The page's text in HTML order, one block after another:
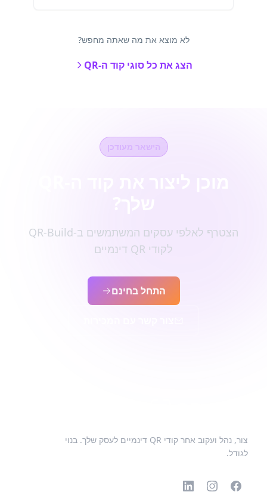
לא מוצא את מה שאתה מחפש?
הצג את כל סוגי קוד ה-QR
הישאר מעודכן
הצטרף לאלפי עסקים המשתמשים ב-QR-Build
לקודי QR דינמיים
התחל בחינם
צור, נהל ועקוב אחר קודי QR דינמיים לעסק שלך. בנוי
לגודל.